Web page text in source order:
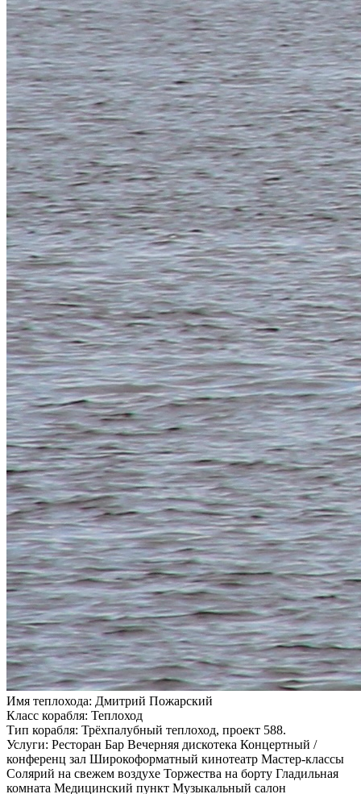
Имя теплохода: Дмитрий Пожарский
Класс корабля: Теплоход
Тип корабля: Трёхпалубный теплоход, проект 588.
Услуги: Ресторан Бар Вечерняя дискотека Концертный /
конференц зал Широкоформатный кинотеатр Мастер-классы
Солярий на свежем воздухе Торжества на борту Гладильная
комната Медицинский пункт Музыкальный салон